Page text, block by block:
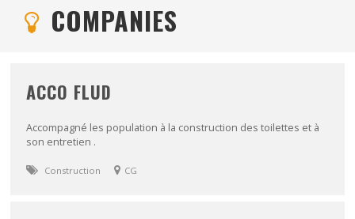
COMPANIES
ACCO FLUD
Accompagné les population à la construction des toilettes et à
son entretien .
Construction CG